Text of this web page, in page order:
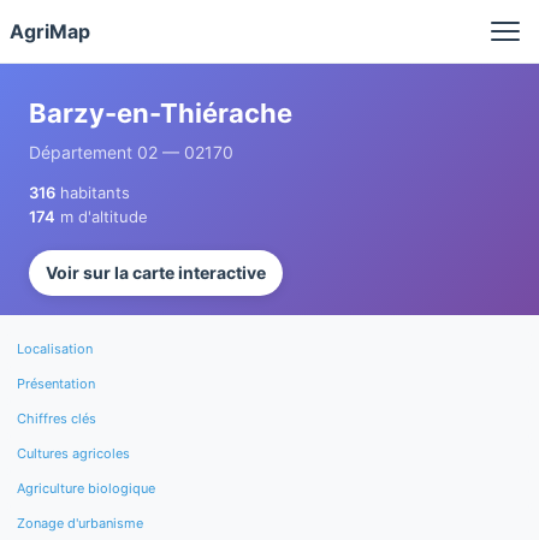
AgriMap
Barzy-en-Thiérache
Département 02 — 02170
316 habitants
174 m d'altitude
Voir sur la carte interactive
Localisation
Présentation
Chiffres clés
Cultures agricoles
Agriculture biologique
Zonage d'urbanisme